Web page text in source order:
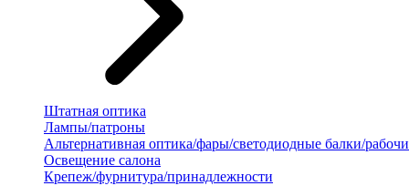
Штатная оптика
Лампы/патроны
Альтернативная оптика/фары/светодиодные балки/
Освещение салона
Крепеж/фурнитура/принадлежности